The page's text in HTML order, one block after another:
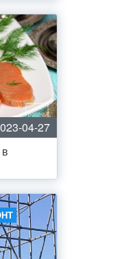
04-27